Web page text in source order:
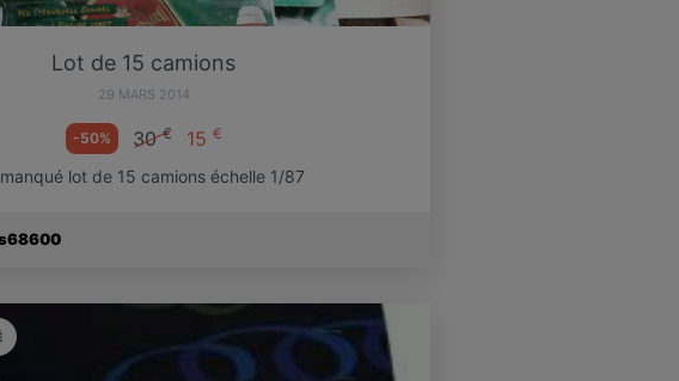
Lot de 15 camions
29 MARS 2014
-50% 30€ 15 €
lot de 15 camions échelle 1/87